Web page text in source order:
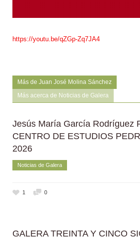
https://youtu.be/qZGp-Zq7JA4
Más de Juan José Molina Sánchez
Más acerca de Noticias de Galera
Jesús María García Rodríguez
CENTRO DE ESTUDIOS
2026
Noticias de Galera
1 0
GALERA TREINTA Y CINCO